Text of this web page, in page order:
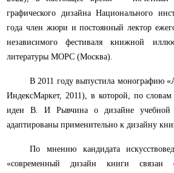
графического дизайна Национального
года член жюри и постоянный лектор
независимого фестиваля книжной
литературы МОРС (Москва).
В 2011 году выпустила монографию
ИндексМаркет, 2011), в которой, по
идеи В. И Рывчина о дизайне учебной
адаптированы применительно к дизайну
По мнению кандидата
«современный дизайн книги